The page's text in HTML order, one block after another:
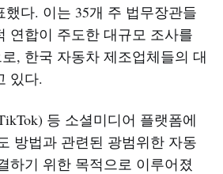
다. 이는 35개 주 법무장관들
연합이 주도한 대규모 조사를
, 한국 자동차 제조업체들의 대
있다.
등 소셜미디어 플랫폼에
방법과 관련된 광범위한 자동
하기 위한 목적으로 이루어졌